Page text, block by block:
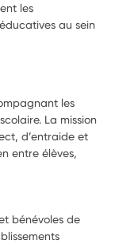
les
au sein
les
La mission
d’entraide et
entre élèves,
bénévoles de